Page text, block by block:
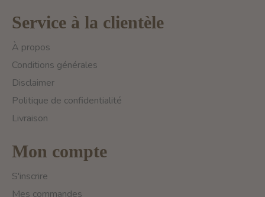
Service à la clientèle
À propos
Conditions générales
Disclaimer
Politique de confidentialité
Livraison
Mon compte
S'inscrire
Mes commandes